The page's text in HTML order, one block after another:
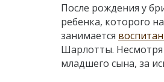
После рождения у
ребенка, которого
занимается
Шарлотты. Несмотря
младшего сына, за